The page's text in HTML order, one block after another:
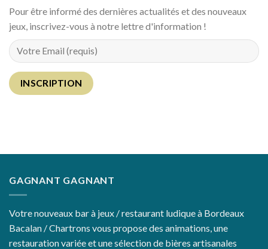
Pour être informé des dernières actualités et des nouveaux
jeux, inscrivez-vous à notre lettre d'information !
GAGNANT GAGNANT
Votre nouveaux bar à jeux / restaurant ludique à Bordeaux
Bacalan / Chartrons vous propose des animations, une
restauration variée et une sélection de bières artisanales